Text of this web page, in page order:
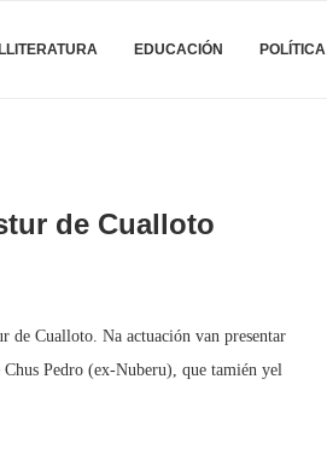
LLITERATURA EDUCACIÓN POLÍTICA
de Cualloto
de Cualloto. Na actuación van presentar
Chus Pedro (ex-Nuberu), que tamién yel